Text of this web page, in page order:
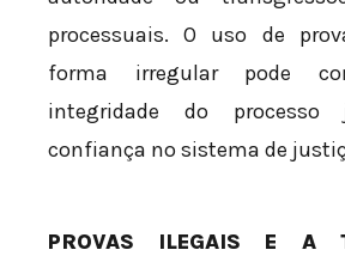
processuais. O uso de
forma irregular pode
integridade do
confiança no sistema de
PROVAS ILEGAIS E A